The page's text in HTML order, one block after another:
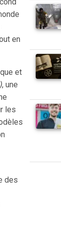
en
et
, une
les
des